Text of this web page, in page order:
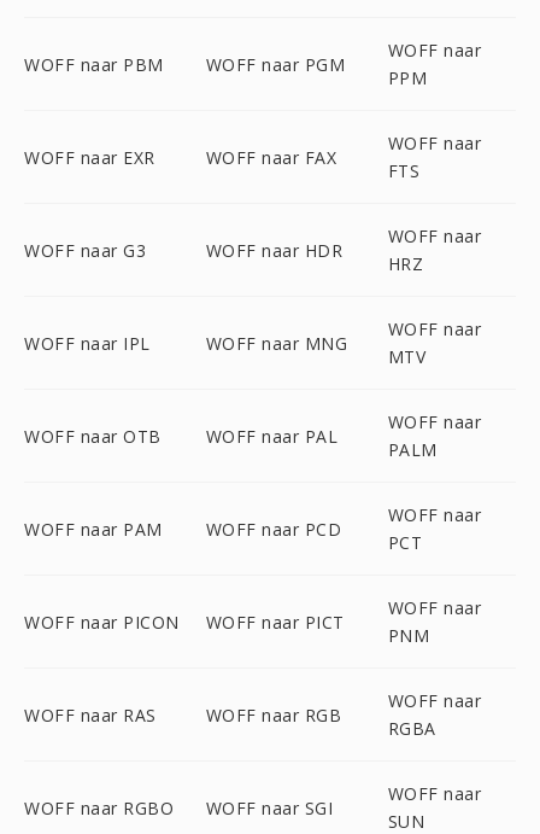
WOFF naar PBM WOFF naar PGM
WOFF naar
PPM
WOFF naar EXR WOFF naar FAX
WOFF naar
FTS
WOFF naar G3 WOFF naar HDR
WOFF naar
HRZ
WOFF naar IPL WOFF naar MNG
WOFF naar
MTV
WOFF naar OTB WOFF naar PAL
WOFF naar
PALM
WOFF naar PAM WOFF naar PCD
WOFF naar
PCT
WOFF naar PICON WOFF naar PICT
WOFF naar
PNM
WOFF naar RAS WOFF naar RGB
WOFF naar
RGBA
WOFF naar RGBO WOFF naar SGI
WOFF naar
SUN